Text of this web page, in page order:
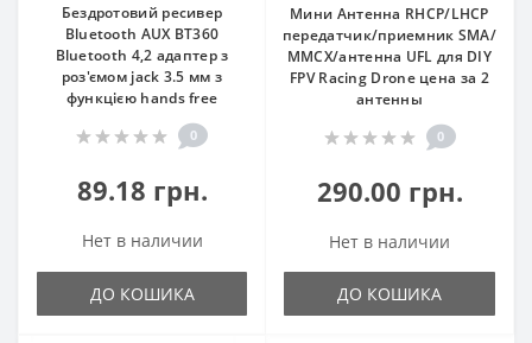
Бездротовий ресивер
Bluetooth AUX BT360
Bluetooth 4,2 адаптер з
роз'ємом jack 3.5 мм з
функцією hands free
0
89.18 грн.
Нет в наличии
ДО КОШИКА
Мини Антенна RHCP/LHCP
передатчик/приемник SMA/
MMCX/антенна UFL для DIY
FPV Racing Drone цена за 2
антенны
0
290.00 грн.
Нет в наличии
ДО КОШИКА